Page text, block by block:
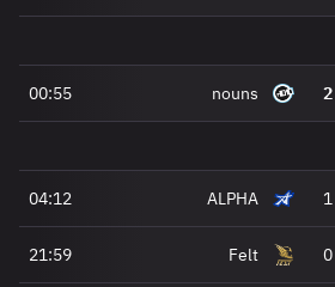
00:55 nouns 2
04:12 ALPHA 1
21:59 Felt 0